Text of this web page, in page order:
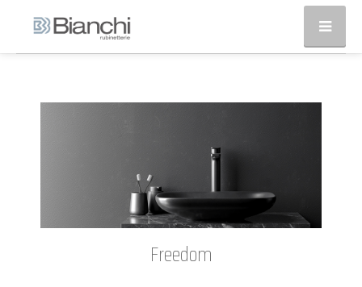
Freedom